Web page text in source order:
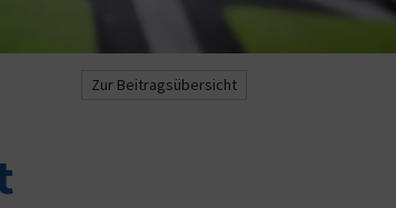
Zur Beitragsübersicht